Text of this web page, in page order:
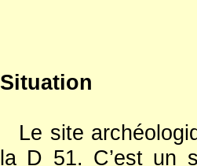
Situation
Le site
la D 51. C’est un